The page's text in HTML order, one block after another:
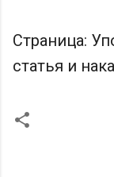
Страница:
статья и